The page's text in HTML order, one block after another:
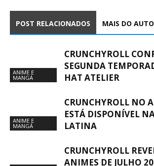
POST RELACIONADOS MAIS DO
ANIME E
MANGÁ
CRUNCHYROLL
SEGUNDA
HAT ATELIER
ANIME E
MANGÁ
CRUNCHYROLL NO
ESTÁ DISPONÍVEL
LATINA
CRUNCHYROLL
ANIMES DE JULHO